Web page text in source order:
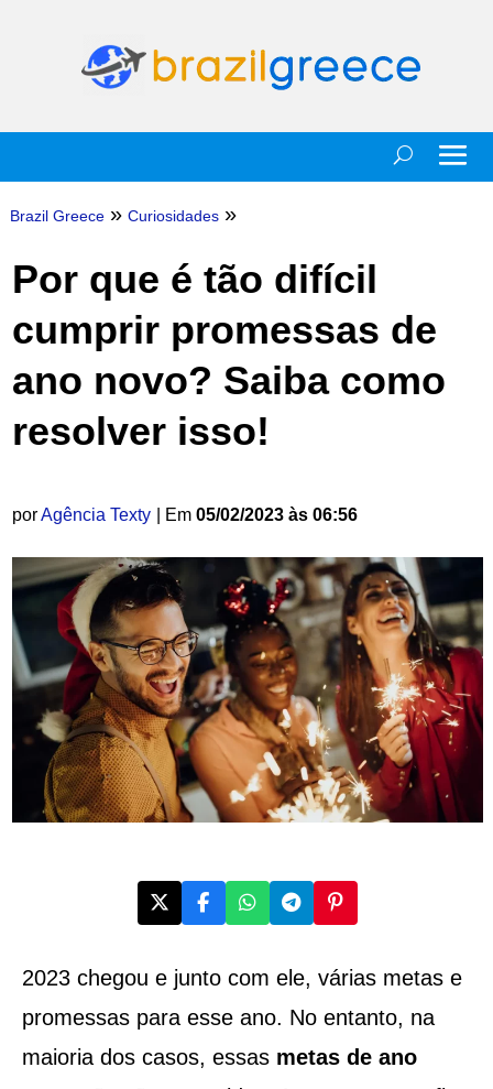
Brazil Greece » Curiosidades »
Por que é tão difícil
cumprir promessas de
ano novo? Saiba como
resolver isso!
porAgência Texty | Em 05/02/2023 às 06:56
2023 chegou e junto com ele, várias metas e
promessas para esse ano. No entanto, na
maioria dos casos, essas metas de ano